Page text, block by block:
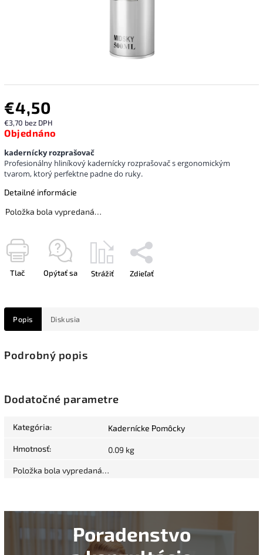
€4,50
€3,70 bez DPH
Objednáno
Položka bola vypredaná…
kadernícky rozprašovač
Profesionálny hliníkový kadernícky rozprašovač s ergonomickým
tvarom, ktorý perfektne padne do ruky.
Detailné informácie
Tlač Opýtať sa Strážiť Zdieľať
Popis Diskusia
Podrobný popis
Dodatočné parametre
Kategória: Kadernícke Pomôcky
Hmotnosť: 0.09 kg
Položka bola vypredaná…
Poradenstvo